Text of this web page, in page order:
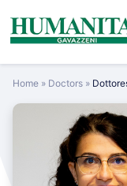
content
Home » Doctors »